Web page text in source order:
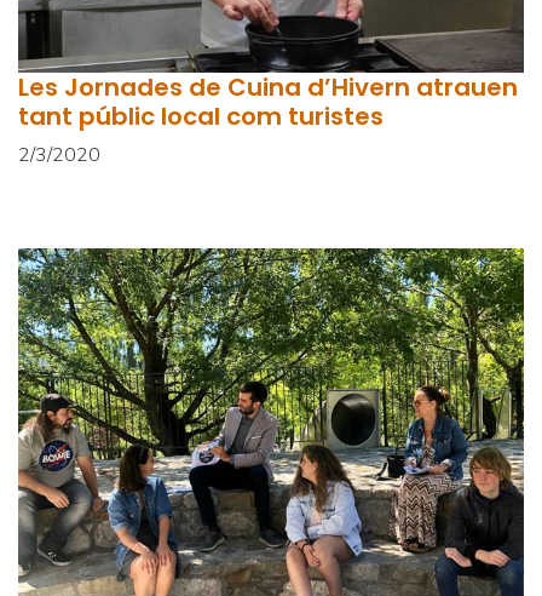
Les Jornades de Cuina d’Hivern atrauen
tant públic local com turistes
2/3/2020